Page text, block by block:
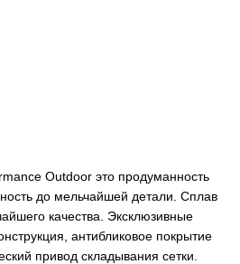
Outdoor это продуманность
до мельчайшей детали. Сплав
качества. Эксклюзивные
антибликовое покрытие
привод складывания сетки.